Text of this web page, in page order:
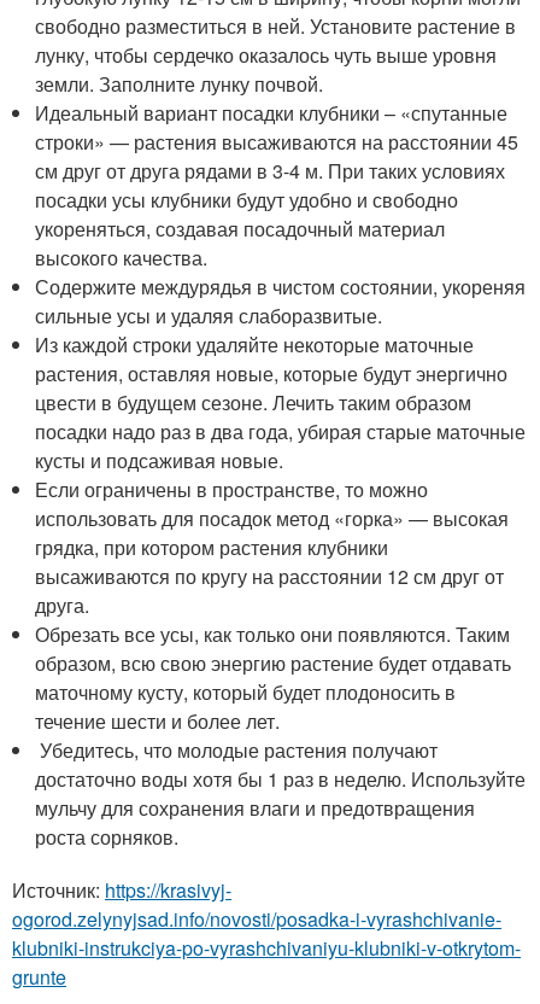
свободно разместиться в ней. Установите растение в
лунку, чтобы сердечко оказалось чуть выше уровня
земли. Заполните лунку почвой.
Идеальный вариант посадки клубники – «спутанные
строки» — растения высаживаются на расстоянии 45
см друг от друга рядами в 3-4 м. При таких условиях
посадки усы клубники будут удобно и свободно
укореняться, создавая посадочный материал
высокого качества.
Содержите междурядья в чистом состоянии, укореняя
сильные усы и удаляя слаборазвитые.
Из каждой строки удаляйте некоторые маточные
растения, оставляя новые, которые будут энергично
цвести в будущем сезоне. Лечить таким образом
посадки надо раз в два года, убирая старые маточные
кусты и подсаживая новые.
Если ограничены в пространстве, то можно
использовать для посадок метод «горка» — высокая
грядка, при котором растения клубники
высаживаются по кругу на расстоянии 12 см друг от
друга.
Обрезать все усы, как только они появляются. Таким
образом, всю свою энергию растение будет отдавать
маточному кусту, который будет плодоносить в
течение шести и более лет.
Убедитесь, что молодые растения получают
достаточно воды хотя бы 1 раз в неделю. Используйте
мульчу для сохранения влаги и предотвращения
роста сорняков.
Источник: https://krasivyj-
ogorod.zelynyjsad.info/novosti/posadka-i-vyrashchivanie-
klubniki-instrukciya-po-vyrashchivaniyu-klubniki-v-otkrytom-
grunte